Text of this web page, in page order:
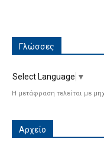
Γλώσσες
Select Language ▼
Η μετάφραση τελείται με
Αρχείο